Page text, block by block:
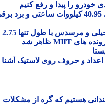
را پیدا و رفع کنیم
نیسان NX7 پلاگین هیبرید با باتری 40.95 کیلووات ساعتی و برد برقی
Smart #2؛ میکرو-برقی دو نفره جیلی و مرسدس با طول تنها 2.75
و حروف روی لاستیک آشنا
هستیم که گره از مشکلات